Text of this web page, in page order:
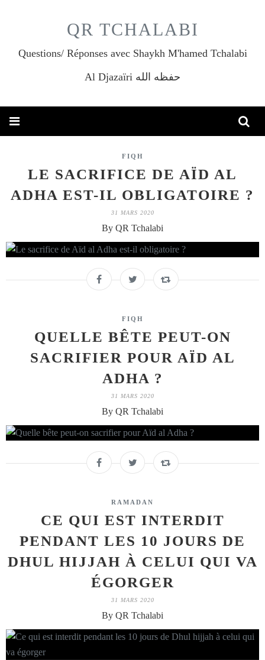
QR TCHALABI
Questions/ Réponses avec Shaykh M'hamed Tchalabi
Al Djazaïri حفظه الله
FIQH
LE SACRIFICE DE AÏD AL
ADHA EST-IL OBLIGATOIRE ?
31 MARS 2020
By QR Tchalabi
FIQH
QUELLE BÊTE PEUT-ON
SACRIFIER POUR AÏD AL
ADHA ?
31 MARS 2020
By QR Tchalabi
RAMADAN
CE QUI EST INTERDIT
PENDANT LES 10 JOURS DE
DHUL HIJJAH À CELUI QUI VA
ÉGORGER
31 MARS 2020
By QR Tchalabi